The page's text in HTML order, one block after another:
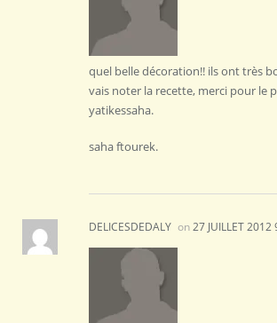
quel belle décoration!! ils ont très
vais noter la recette, merci pour le
yatikessaha.
saha ftourek.
DELICESDEDALY on27 JUILLET 2012